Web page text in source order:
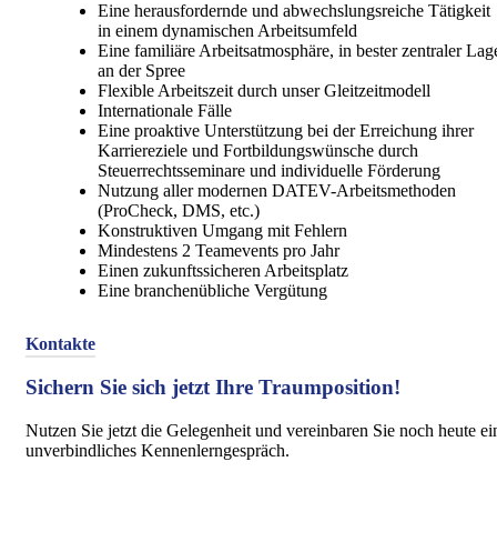
Eine herausfordernde und abwechslungsreiche Tätigkeit
in einem dynamischen Arbeitsumfeld
Eine familiäre Arbeitsatmosphäre, in bester zentraler
an der Spree
Flexible Arbeitszeit durch unser Gleitzeitmodell
Internationale Fälle
Eine proaktive Unterstützung bei der Erreichung ihrer
Karriereziele und Fortbildungswünsche durch
Steuerrechtsseminare und individuelle Förderung
Nutzung aller modernen DATEV-Arbeitsmethoden
(ProCheck, DMS, etc.)
Konstruktiven Umgang mit Fehlern
Mindestens 2 Teamevents pro Jahr
Einen zukunftssicheren Arbeitsplatz
Eine branchenübliche Vergütung
Kontakte
Sichern Sie sich jetzt Ihre Traumposition!
Nutzen Sie jetzt die Gelegenheit und vereinbaren Sie noch heute
unverbindliches Kennenlerngespräch.